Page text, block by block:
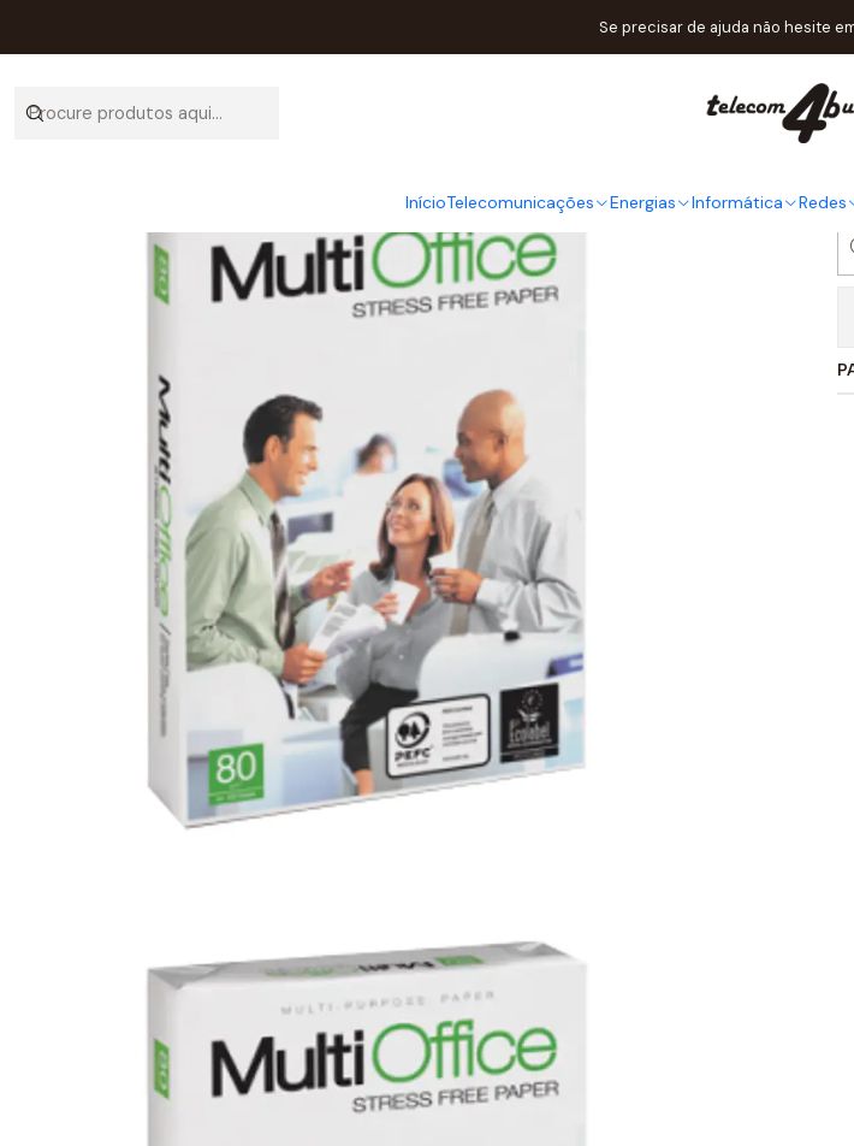
InícioTelecomunicações Energias Informática Redes
Se precisar de ajuda não hesite
Mat Escritório&Escolar Papel
|